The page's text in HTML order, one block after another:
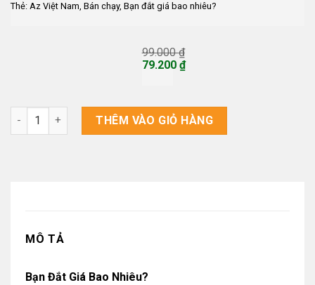
Thẻ: Az Việt Nam, Bán chạy, Bạn đắt giá bao nhiêu?
99.000₫
Giá
79.200 ₫
là:
79.200 ₫.
Bạn Đắt Giá Bao Nhiêu? số lượng
THÊM VÀO GIỎ HÀNG
MÔ TẢ
Bạn Đắt Giá Bao Nhiêu?